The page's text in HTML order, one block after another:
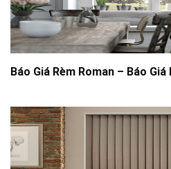
Báo Giá Rèm Roman – Báo Giá